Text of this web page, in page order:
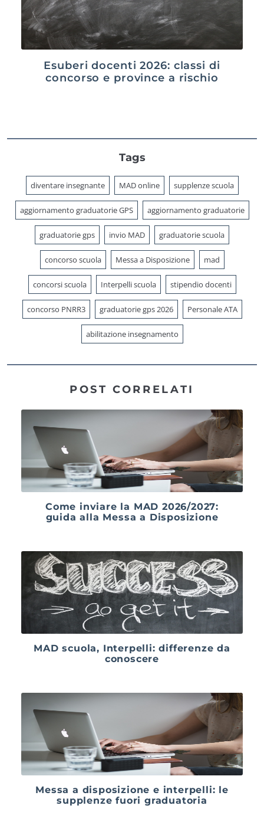
Esuberi docenti 2026: classi di
concorso e province a rischio
Tags
diventare insegnante MAD online supplenze scuola
aggiornamento graduatorie GPS aggiornamento graduatorie
graduatorie gps invio MAD graduatorie scuola
concorso scuola Messa a Disposizione mad
concorsi scuola Interpelli scuola stipendio docenti
concorso PNRR3 graduatorie gps 2026 Personale ATA
abilitazione insegnamento
POST CORRELATI
Come inviare la MAD 2026/2027:
guida alla Messa a Disposizione
MAD scuola, Interpelli: differenze da
conoscere
Messa a disposizione e interpelli: le
supplenze fuori graduatoria